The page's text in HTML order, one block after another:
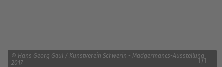
1/1
© Hans Georg Gaul / Kunstverein Schwerin - Madgermanes-Ausstellung
2017